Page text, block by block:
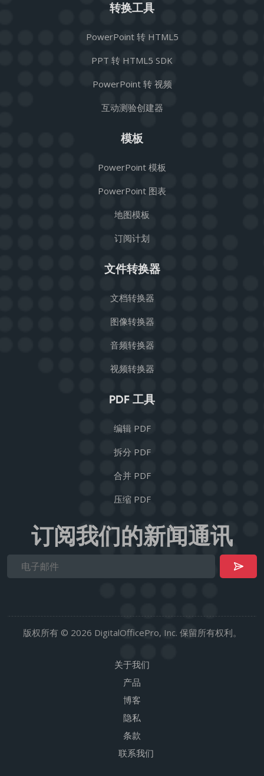
转换工具
PowerPoint 转 HTML5
PPT 转 HTML5 SDK
PowerPoint 转 视频
互动测验创建器
模板
PowerPoint 模板
PowerPoint 图表
地图模板
订阅计划
文件转换器
文档转换器
图像转换器
音频转换器
视频转换器
PDF 工具
编辑 PDF
拆分 PDF
合并 PDF
压缩 PDF
订阅我们的新闻通讯
版权所有 © 2026 DigitalOfficePro, Inc. 保留所有权利。
关于我们
产品
博客
隐私
条款
联系我们